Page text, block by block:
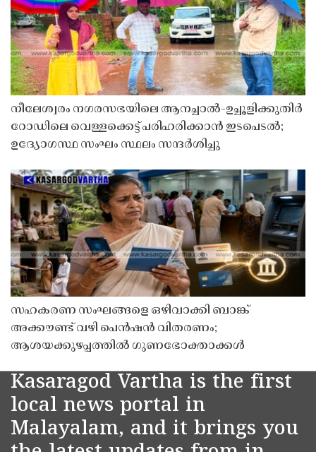
നീലേശ്വരം നഗരസഭയിലെ ആനച്ചാൽ-ഉച്ചൂളിക്കുതിർ
റോഡിലെ വെള്ളക്കെട്ട് പരിഹരിക്കാൻ ഇടപെടൽ;
ഉദ്യോഗസ്ഥ സംഘം സ്ഥലം സന്ദർശിച്ചു
സഹകരണ സംഘങ്ങളെ ഒഴിവാക്കി ബാങ്ക്
അക്കൗണ്ട് വഴി പെൻഷൻ വിതരണം;
ആശയക്കുഴപ്പത്തിൽ ഗുണഭോക്താക്കൾ
Kasaragod Vartha is the first
local news portal in
Malayalam, and it brings you